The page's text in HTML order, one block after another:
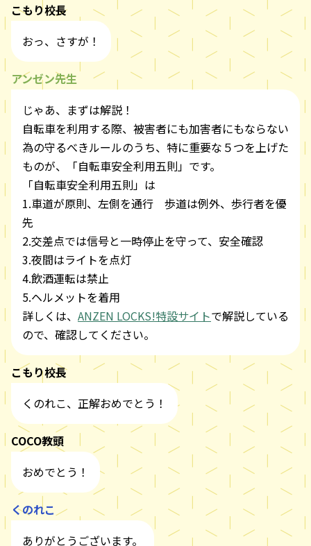
こもり校長
おっ、さすが！
アンゼン先生
じゃあ、まずは解説！
自転車を利用する際、被害者にも加害者にもならない
為の守るべきルールのうち、特に重要な５つを上げた
ものが、「自転車安全利用五則」です。
「自転車安全利用五則」は
1.車道が原則、左側を通行 歩道は例外、歩行者を優
先
2.交差点では信号と一時停止を守って、安全確認
3.夜間はライトを点灯
4.飲酒運転は禁止
5.ヘルメットを着用
詳しくは、 ANZEN LOCKS!特設サイトで解説している
ので、確認してください。
こもり校長
くのれこ、正解おめでとう！
COCO教頭
おめでとう！
くのれこ
ありがとうございます。